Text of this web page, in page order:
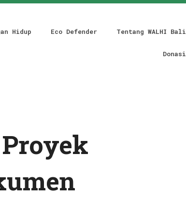
Hidup Eco Defender Tentang WALHI Bali
Donasi